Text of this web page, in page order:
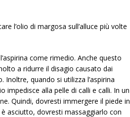
l’olio di margosa sull’alluce più volte
come rimedio. Anche questo
a ridurre il disagio causato dai
Inoltre, quando si utilizza l’aspirina
impedisce alla pelle di calli e calli. In un
Quindi, dovresti immergere il piede in
asciutto, dovresti massaggiarlo con